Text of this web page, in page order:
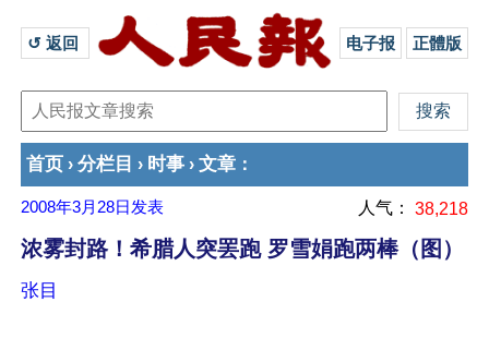
↺ 返回 电子报 正體版
首页 › 分栏目 › 时事 › 文章 ：
2008年3月28日 发表 人气： 38,218
浓雾封路！希腊人突罢跑 罗雪娟跑两棒（图）
张目